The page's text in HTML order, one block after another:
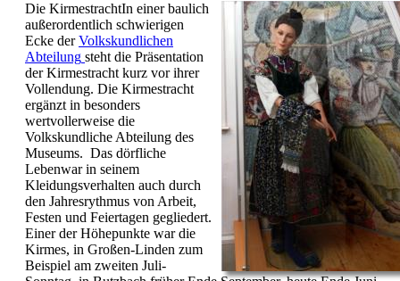
Die KirmestrachtIn einer baulich
außerordentlich schwierigen
Ecke derVolkskundlichen
Abteilung steht die Präsentation
der Kirmestracht kurz vor ihrer
Vollendung. Die Kirmestracht
ergänzt in besonders
wertvollerweise die
Volkskundliche Abteilung des
Museums. Das dörfliche
Lebenwar in seinem
Kleidungsverhalten auch durch
den Jahresrythmus von Arbeit,
Festen und Feiertagen gegliedert.
Einer der Höhepunkte war die
Kirmes, in Großen-Linden zum
Beispiel am zweiten Juli-